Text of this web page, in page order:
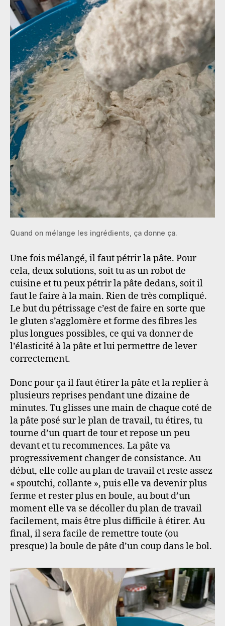
Quand on mélange les ingrédients, ça donne ça.
Une fois mélangé, il faut pétrir la pâte. Pour
cela, deux solutions, soit tu as un robot de
cuisine et tu peux pétrir la pâte dedans, soit il
faut le faire à la main. Rien de très compliqué.
Le but du pétrissage c’est de faire en sorte que
le gluten s’agglomère et forme des fibres les
plus longues possibles, ce qui va donner de
l’élasticité à la pâte et lui permettre de lever
correctement.
Donc pour ça il faut étirer la pâte et la replier à
plusieurs reprises pendant une dizaine de
minutes. Tu glisses une main de chaque coté de
la pâte posé sur le plan de travail, tu étires, tu
tourne d’un quart de tour et repose un peu
devant et tu recommences. La pâte va
progressivement changer de consistance. Au
début, elle colle au plan de travail et reste assez
« spoutchi, collante », puis elle va devenir plus
ferme et rester plus en boule, au bout d’un
moment elle va se décoller du plan de travail
facilement, mais être plus difficile à étirer. Au
final, il sera facile de remettre toute (ou
presque) la boule de pâte d’un coup dans le bol.